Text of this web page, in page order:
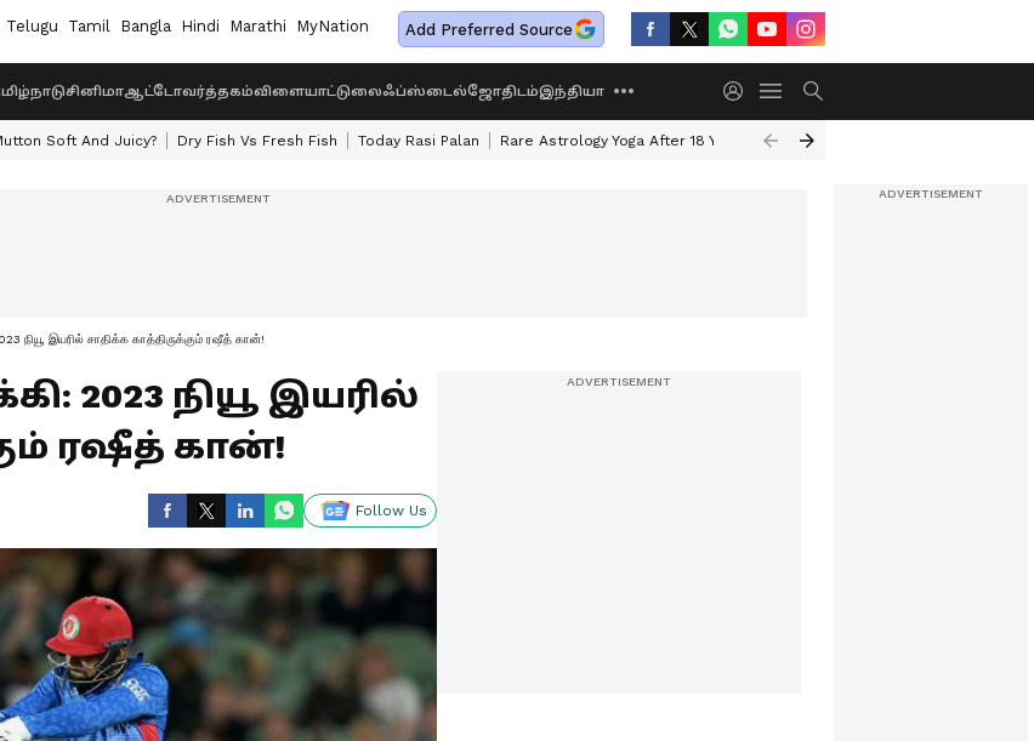
Telugu Tamil Bangla Hindi Marathi MyNation Add Preferred Source
சினிமாஆட்டோவர்த்தகம்விளையாட்டுலைஃப்ஸ்டைல்ஜோதிடம்இந்தியா
Soft And Juicy? Dry Fish Vs Fresh Fish Today Rasi Palan Rare Astrology Yoga After 18 Years Dwi Pushkar Yoga 2026
நியூ இயரில் சாதிக்க காத்திருக்கும் ரஷீத் கான்!
2023 நியூ இயரில்
ரஷீத் கான்!
Follow Us